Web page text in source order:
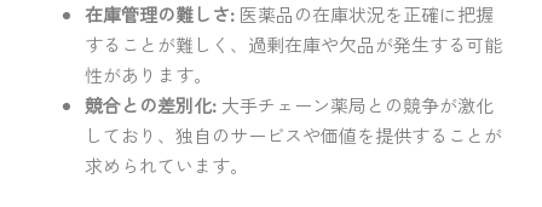
在庫管理の難しさ: 医薬品の在庫状況を正確に把握
することが難しく、過剰在庫や欠品が発生する可能
性があります。
競合との差別化: 大手チェーン薬局との競争が激化
しており、独自のサービスや価値を提供することが
求められています。